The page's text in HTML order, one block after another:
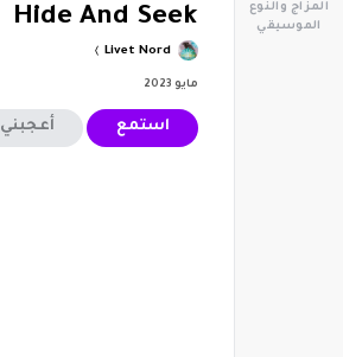
المزاج والنوع
الموسيقي
Hide And Seek
Livet Nord
مايو 2023
استمع أعجبني